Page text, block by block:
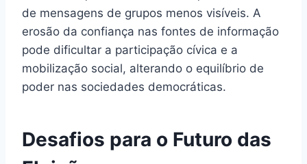
de mensagens de grupos menos visíveis. A
erosão da confiança nas fontes de informação
pode dificultar a participação cívica e a
mobilização social, alterando o equilíbrio de
poder nas sociedades democráticas.
Desafios para o Futuro das